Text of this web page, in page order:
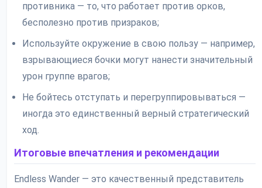
противника — то, что работает против орков,
бесполезно против призраков;
Используйте окружение в свою пользу — например,
взрывающиеся бочки могут нанести значительный
урон группе врагов;
Не бойтесь отступать и перегруппировываться —
иногда это единственный верный стратегический
ход.
Итоговые впечатления и рекомендации
Endless Wander — это качественный представитель